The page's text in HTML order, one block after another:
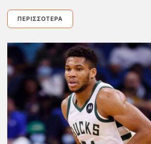
ΠΕΡΙΣΣΌΤΕΡΑ